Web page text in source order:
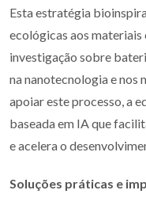
Esta estratégia
ecológicas aos materiais
investigação sobre
na nanotecnologia e nos
apoiar este processo, a
baseada em IA que
e acelera o
Soluções práticas e